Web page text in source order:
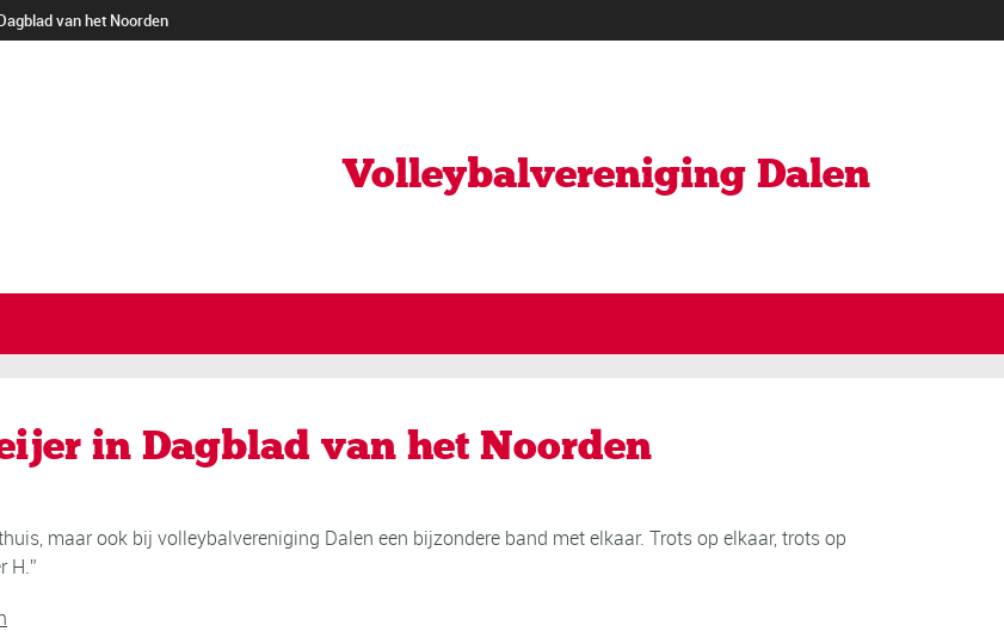
van het Noorden
Volleybalvereniging Dalen
in Dagblad van het Noorden
maar ook bij volleybalvereniging Dalen een bijzondere band met elkaar. Trots op elkaar, trots op
H.”